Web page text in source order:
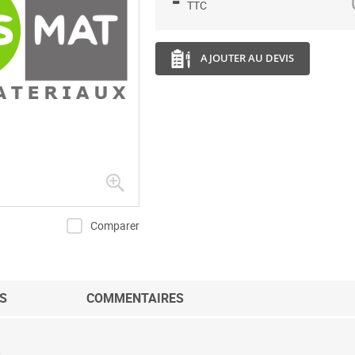
Comparer
TTC
AJOUTER AU DEVIS
COMMENTAIRES